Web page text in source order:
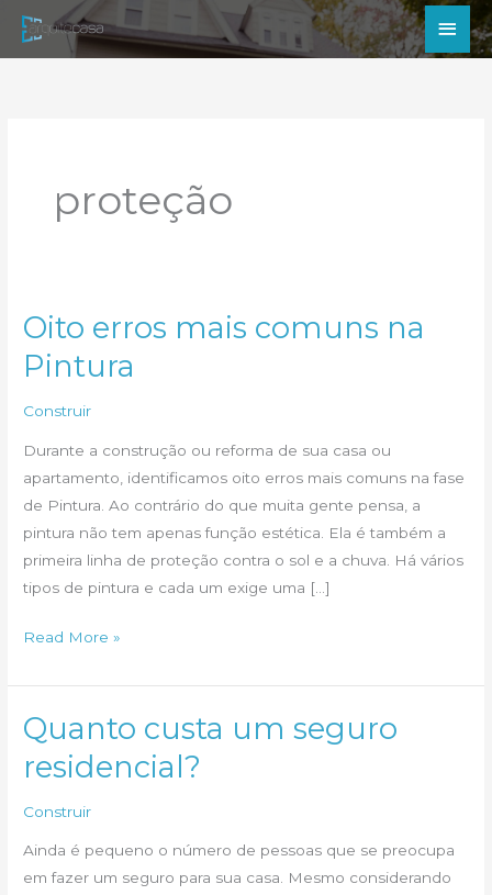
para
proteção
Oito erros mais comuns na
Pintura
Construir
Durante a construção ou reforma de sua casa ou
apartamento, identificamos oito erros mais comuns na fase
de Pintura. Ao contrário do que muita gente pensa, a
pintura não tem apenas função estética. Ela é também a
primeira linha de proteção contra o sol e a chuva. Há vários
tipos de pintura e cada um exige uma […]
Oito
mais
comuns
na
Pintura
Read More »
Quanto custa um seguro
residencial?
Construir
Ainda é pequeno o número de pessoas que se preocupa
em fazer um seguro para sua casa. Mesmo considerando